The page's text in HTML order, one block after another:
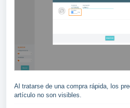
Al tratarse de una compra rápida, los
artículo no son visibles.